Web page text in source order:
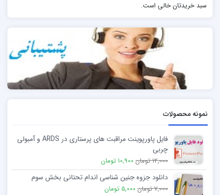
سبد خریدتان خالی است.
نمونه محصولات
فایل پاورپوینت مراقبت های پرستاری در ARDS و آمبولی
چربی
12,000 تومان 10,900 تومان
دانلود جزوه جنین شناسی اندام تحتانی بخش سوم
7,000 تومان 5,000 تومان